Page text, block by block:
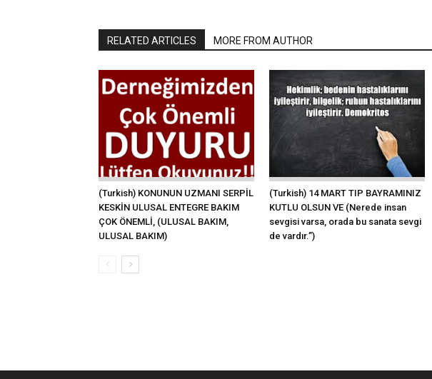
RELATED ARTICLES MORE FROM AUTHOR
(Turkish) KONUNUN UZMANI SERPİL
KESKİN ULUSAL ENTEGRE BAKIM
ÇOK ÖNEMLİ, (ULUSAL BAKIM,
ULUSAL BAKIM)
(Turkish) 14 MART TIP BAYRAMINIZ
KUTLU OLSUN VE (Nerede insan
sevgisi varsa, orada bu sanata sevgi
de vardır.”)